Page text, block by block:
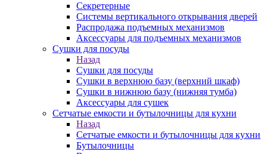
Секретерные
Системы вертикального открывания дверей
Распродажа подъемных механизмов
Аксессуары для подъемных механизмов
Сушки для посуды
Назад
Сушки для посуды
Сушки в верхнюю базу (верхний шкаф)
Сушки в нижнюю базу (нижняя тумба)
Аксессуары для сушек
Сетчатые емкости и бутылочницы для кухни
Назад
Сетчатые емкости и бутылочницы для кухни
Бутылочницы